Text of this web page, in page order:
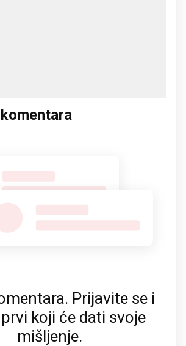
Prijavite se i
koji će dati svoje
mišljenje.